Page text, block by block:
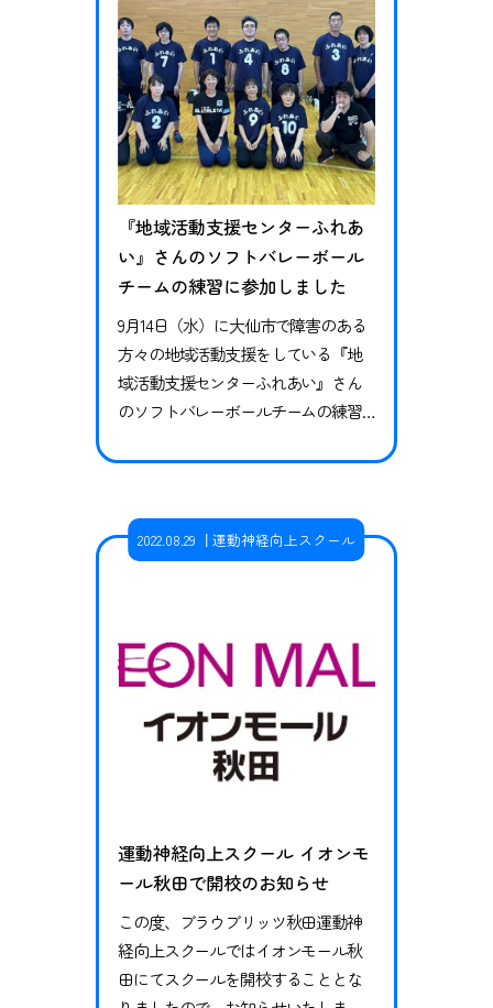
感想をいただけました。 陸上協議会
の皆様…
『地域活動支援センターふれあ
い』さんのソフトバレーボール
チームの練習に参加しました
9月14日（水）に大仙市で障害のある
方々の地域活動支援をしている『地
域活動支援センターふれあい』さん
のソフトバレーボールチームの練習
参加しました。皆さん、ウォーミン
真剣に楽しくバレーに取り組んでい
ました。小松監督にとってソフトバ
てしまうなど、かなり戸惑っていま
したが、チ…
2022.08.29 運動神経向上スクール
運動神経向上スクール イオンモ
ール秋田で開校のお知らせ
この度、ブラウブリッツ秋田運動神
経向上スクールではイオンモール秋
田にてスクールを開校することとな